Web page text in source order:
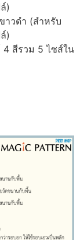
)
าวดำ (สำหรับ
)
สีรวม 5 ไซส์ใน